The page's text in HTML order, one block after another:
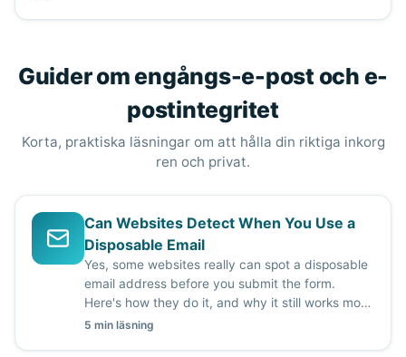
Guider om engångs-e-post och e-
postintegritet
Korta, praktiska läsningar om att hålla din riktiga inkorg
ren och privat.
Can Websites Detect When You Use a
Disposable Email
Yes, some websites really can spot a disposable
email address before you submit the form.
Here's how they do it, and why it still works most
of the time.
5 min läsning